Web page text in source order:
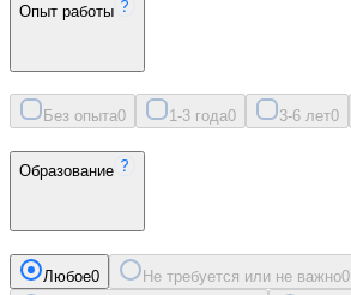
Опыт работы
Без опыта0 1-3 года0 3-6 лет0
Образование
Любое0 Не требуется или не важно0